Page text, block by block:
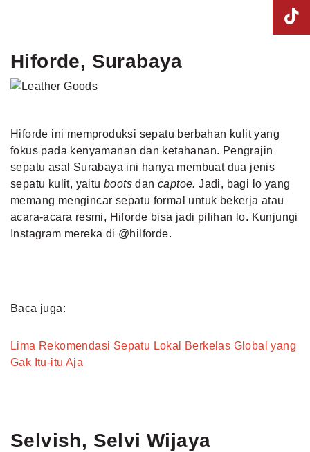
Hiforde, Surabaya
Hiforde ini memproduksi sepatu berbahan kulit yang
fokus pada kenyamanan dan ketahanan. Pengrajin
sepatu asal Surabaya ini hanya membuat dua jenis
sepatu kulit, yaituboots dancaptoe. Jadi, bagi lo yang
memang mengincar sepatu formal untuk bekerja atau
acara-acara resmi, Hiforde bisa jadi pilihan lo. Kunjungi
Instagram mereka di @hilforde.
Baca juga:
Lima Rekomendasi Sepatu Lokal Berkelas Global yang
Gak Itu-itu Aja
Selvish, Selvi Wijaya